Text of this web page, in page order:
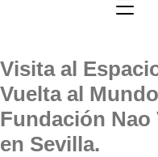
Visita al
Vuelta al
Fundación Nao
en Sevilla.